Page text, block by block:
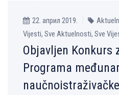
22. април 2019.
Vijesti, Sve Aktuelnosti, Sve
Objavljen Konkurs
Programa